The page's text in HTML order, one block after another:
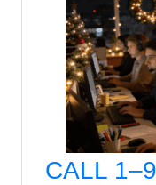
CALL